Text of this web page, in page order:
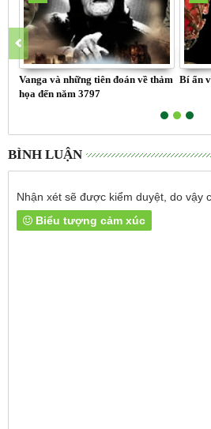
Vanga và những tiên đoán về thảm
họa đến năm 3797
Bí ẩn
BÌNH LUẬN
Nhận xét sẽ được kiểm duyệt, do vậy
Biểu tượng cảm xúc